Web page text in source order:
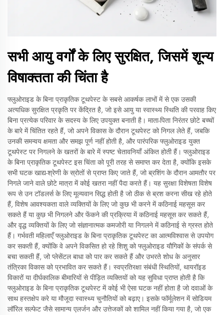
सभी आयु वर्गों के लिए सुरक्षित, जिसमें शून्य
विषाक्तता की चिंता है
फ्लुओराइड के बिना प्राकृतिक टूथपेस्ट के सबसे आकर्षक लाभों में से एक उसकी
अत्यधिक सुरक्षित प्रकृति पर केंद्रित है, जो इसे आयु या स्वास्थ्य स्थिति की परवाह किए
बिना प्रत्येक परिवार के सदस्य के लिए उपयुक्त बनाती है। माता-पिता निरंतर छोटे बच्चों
के बारे में चिंतित रहते हैं, जो अपने विकास के दौरान टूथपेस्ट को निगल लेते हैं, जबकि
उनकी समन्वय क्षमता और समझ पूर्ण नहीं होती है, और पारंपरिक फ्लुओराइड युक्त
टूथपेस्ट पर निगलने के खतरों के बारे में स्पष्ट चेतावनियाँ अंकित होती हैं। फ्लुओराइड
के बिना प्राकृतिक टूथपेस्ट इस चिंता को पूरी तरह से समाप्त कर देता है, क्योंकि इसके
सभी घटक खाद्य-श्रेणी के स्रोतों से प्राप्त किए जाते हैं, जो ब्रशिंग के दौरान आमतौर पर
निगले जाने वाले छोटे मात्रा में कोई खतरा नहीं पैदा करते हैं। यह सुरक्षा विशेषता विशेष
रूप से उन टॉडलर्स के लिए मूल्यवान सिद्ध होती है जो ठीक से ब्रश करना सीख रहे होते
हैं, विशेष आवश्यकता वाले व्यक्तियों के लिए जो कुछ भी करने में कठिनाई महसूस कर
सकते हैं या कुछ भी निगलने और फेंकने की प्रक्रिया में कठिनाई महसूस कर सकते हैं,
और वृद्ध व्यक्तियों के लिए जो संज्ञानात्मक कमजोरी या निगलने में कठिनाई से ग्रस्त होते
हैं। गर्भवती महिलाएँ फ्लुओराइड के बिना प्राकृतिक टूथपेस्ट का आत्मविश्वास से उपयोग
कर सकती हैं, क्योंकि वे अपने विकसित हो रहे शिशु को फ्लुओराइड यौगिकों के संपर्क से
बचा सकती हैं, जो प्लेसेंटल बाधा को पार कर सकते हैं और उभरते शोध के अनुसार
तंत्रिका विकास को प्रभावित कर सकते हैं। स्वप्रतिरक्षा संबंधी स्थितियों, थायरॉइड
विकारों या दीर्घकालिक बीमारियों से पीड़ित व्यक्तियों को यह सुविधा प्राप्त होती है कि
फ्लुओराइड के बिना प्राकृतिक टूथपेस्ट में कोई भी ऐसा घटक नहीं होता है जो दवाओं के
साथ हस्तक्षेप करे या मौजूदा स्वास्थ्य चुनौतियों को बढ़ाए। इसके फॉर्मूलेशन में सोडियम
लॉरिल सल्फेट जैसे सामान्य एलर्जन और उत्तेजकों को शामिल नहीं किया गया है, जो एक